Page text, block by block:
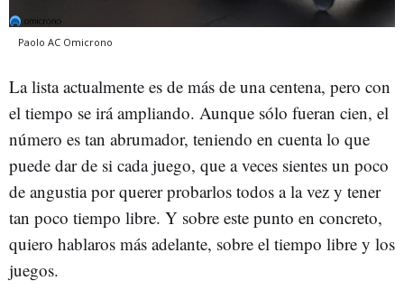
Paolo AC Omicrono
La lista actualmente es de más de una centena, pero con
el tiempo se irá ampliando. Aunque sólo fueran cien, el
número es tan abrumador, teniendo en cuenta lo que
puede dar de si cada juego, que a veces sientes un poco
de angustia por querer probarlos todos a la vez y tener
tan poco tiempo libre. Y sobre este punto en concreto,
quiero hablaros más adelante, sobre el tiempo libre y los
juegos.